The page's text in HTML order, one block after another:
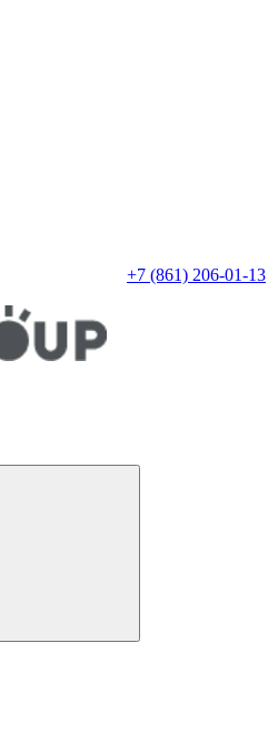
+7 (861) 206-01-13